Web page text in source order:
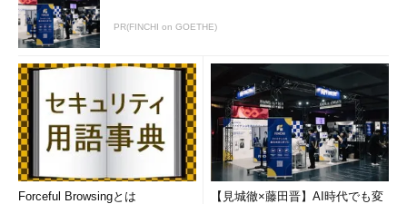
PR(FINCHI on GOETHE)
Forceful Browsingとは
【見城徹×藤田晋】AI時代でも変